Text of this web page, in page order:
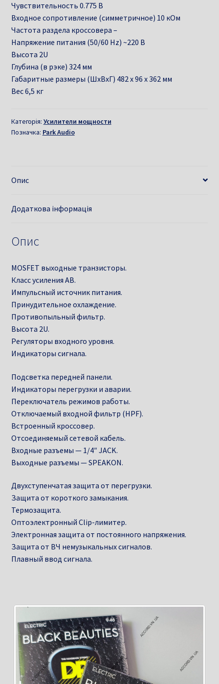
Чувствительность 0.775 В
Входное сопротивление (симметричное) 10 кОм
Частота раздела кроссовера –
Напряжение питания (50/60 Hz) ~220 В
Высота 2U
Глубина (в рэке) 324 мм
Габаритные размеры (ШхВхГ) 482 х 96 х 362 мм
Вес 6,5 кг
Категорія: Усилители мощности
Позначка: Park Audio
Опис
Додаткова інформація
Опис
MOSFET выходные транзисторы.
Класс усиления AB.
Импульсный источник питания.
Принудительное охлаждение.
Противопыльный фильтр.
Высота 2U.
Регуляторы входного уровня.
Индикаторы сигнала.
Подсветка передней панели.
Индикаторы перегрузки и аварии.
Переключатель режимов работы.
Отключаемый входной фильтр (HPF).
Встроенный кроссовер.
Отсоединяемый сетевой кабель.
Входные разъемы — 1/4″ JACK.
Выходные разъемы — SPEAKON.
Двухступенчатая защита от перегрузки.
Защита от короткого замыкания.
Термозащита.
Оптоэлектронный Clip-лимитер.
Электронная защита от постоянного напряжения.
Защита от ВЧ немузыкальных сигналов.
Плавный ввод сигнала.